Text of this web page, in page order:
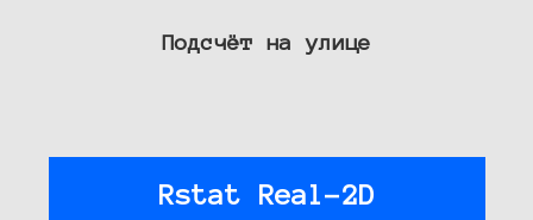
Подсчёт на улице
Rstat Real-2D